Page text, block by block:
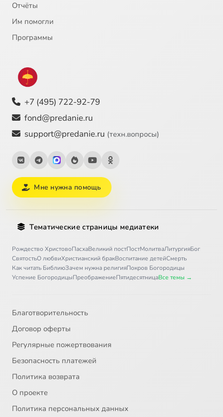
Отчёты
Им помогли
Программы
+7 (495) 722-92-79
fond@predanie.ru
support@predanie.ru (техн.вопросы)
Мне нужна помощь
Тематические страницы медиатеки
Рождество ХристовоПасхаВеликий постПостМолитваЛитургияБог
СвятостьО любвиХристианский бракВоспитание детейСмерть
Как читать БиблиюЗачем нужна религияПокров Богородицы
Успение БогородицыПреображениеПятидесятницаВсе темы →
Благотворительность
Договор оферты
Регулярные пожертвования
Безопасность платежей
Политика возврата
О проекте
Политика персональных данных